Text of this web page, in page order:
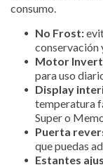
consumo.
No Frost:
conservación
Motor
para uso
Display
temperatura
Super o
Puerta
que puedas
Estantes